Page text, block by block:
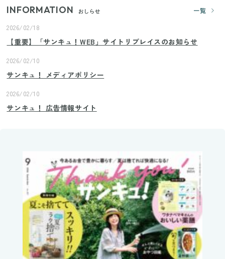
INFORMATION おしらせ
一覧
2026/02/18
【重要】「サンキュ！WEB」サイトリプレイスのお知らせ
2026/02/10
サンキュ！ メディアポリシー
2026/02/10
サンキュ！ 広告情報サイト